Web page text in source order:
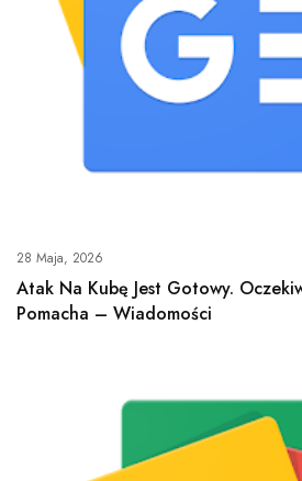
28 Maja, 2026
Atak Na Kubę Jest Gotowy.
Pomacha – Wiadomości